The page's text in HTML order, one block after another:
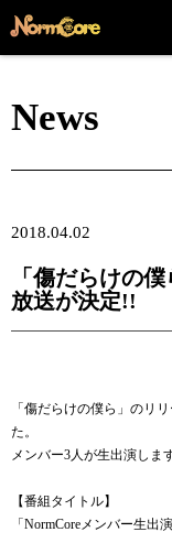
News
2018.04.02
「傷だらけの
放送が決定!!
「傷だらけの僕ら」のリ
た。
メンバー3人が生出演しま
【番組タイトル】
「NormCoreメンバー生出